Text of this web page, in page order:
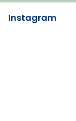
Instagram